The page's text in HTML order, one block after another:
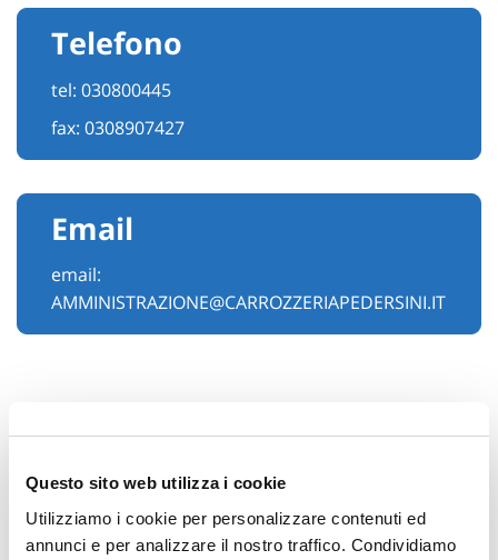
Questo sito web utilizza i cookie
Utilizziamo i cookie per personalizzare contenuti ed
annunci e per analizzare il nostro traffico. Condividiamo
Telefono
tel: 030800445
fax: 0308907427
Email
email:
AMMINISTRAZIONE@CARROZZERIAPEDERSINI.IT